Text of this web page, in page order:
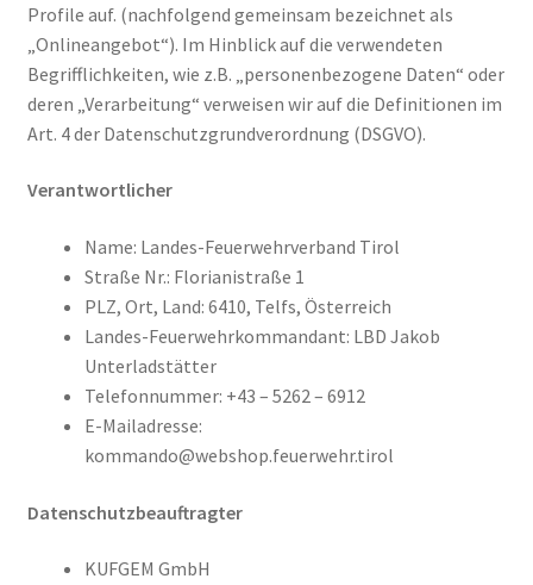
Warenkorb
Widerruf
Profile auf. (nachfolgend gemeinsam bezeichnet als
„Onlineangebot“). Im Hinblick auf die verwendeten
Begrifflichkeiten, wie z.B. „personenbezogene Daten“ oder
deren „Verarbeitung“ verweisen wir auf die Definitionen im
Art. 4 der Datenschutzgrundverordnung (DSGVO).
Verantwortlicher
Name: Landes-Feuerwehrverband Tirol
Straße Nr.: Florianistraße 1
PLZ, Ort, Land: 6410, Telfs, Österreich
Landes-Feuerwehrkommandant: LBD Jakob
Unterladstätter
Telefonnummer: +43 – 5262 – 6912
E-Mailadresse:
kommando@webshop.feuerwehr.tirol
Datenschutzbeauftragter
KUFGEM GmbH